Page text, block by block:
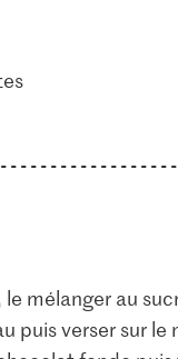
mélanger au
puis verser sur